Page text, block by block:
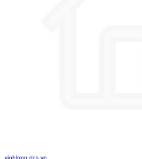
vinhlong.dcs.vn